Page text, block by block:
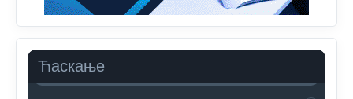
Ћаскање
Анонимно2806721 јуче 12:45
da brani? A imamo vojsku Kosova kojoj želimo svako
dobro i da se što bolje opreme